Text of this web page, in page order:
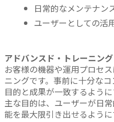
日常的なメンテナン
ユーザーとしての活
アドバンスド・トレーニング
お客様の機器や運用プロセ
ニングです。事前に十分なコ
目的と成果が一致するように
主な目的は、ユーザーが日
能を最大限引き出せるように